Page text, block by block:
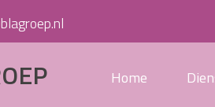
Home